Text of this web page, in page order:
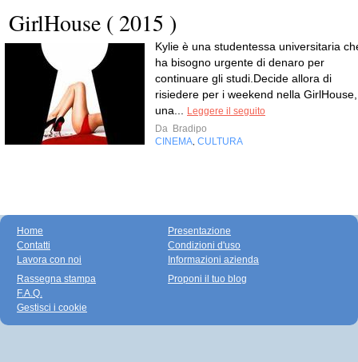
GirlHouse ( 2015 )
Kylie è una studentessa universitaria
ha bisogno urgente di denaro per
continuare gli studi.Decide allora di
risiedere per i weekend nella GirlHouse,
una...
Leggere il seguito
Da Bradipo
CINEMA CULTURA
Home
Contatti
Lavora con noi
Presentazione
Condizioni d'uso
Informazioni azienda
Rassegna stampa
F.A.Q.
Gestisci i cookie
Proponi il tuo blog